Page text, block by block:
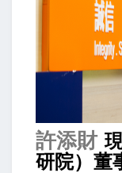
許添財
研院）董